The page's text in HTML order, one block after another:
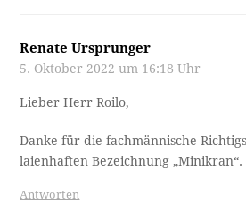
Renate Ursprunger
5. Oktober 2022 um 16:18 Uhr
Lieber Herr Roilo,
Danke für die fachmännische
laienhaften Bezeichnung „Minikran“.
Antworten